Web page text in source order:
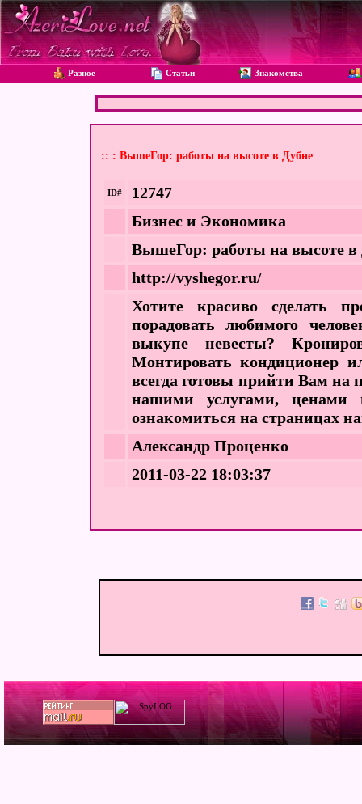
Разное Статьи Знакомства
:: : ВышеГор: работы на высоте в Дубне
ID#
12747
Бизнес и Экономика
ВышеГор: работы на высоте в
http://vyshegor.ru/
Хотите красиво сделать
порадовать любимого
выкупе невесты?
Монтировать кондиционер
всегда готовы прийти Вам на
нашими услугами, ценами
ознакомиться на страницах
Александр Проценко
2011-03-22 18:03:37